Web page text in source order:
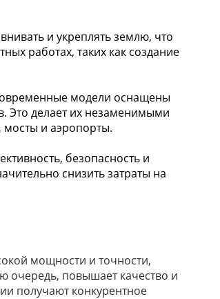
и укреплять землю, что
работах, таких как создание
модели оснащены
Это делает их незаменимыми
мосты и аэропорты.
безопасность и
снизить затраты на
мощности и точности,
очередь, повышает качество и
получают конкурентное